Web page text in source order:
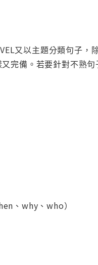
又以主題分類句子，
完備。若要針對不熟
、why、who）